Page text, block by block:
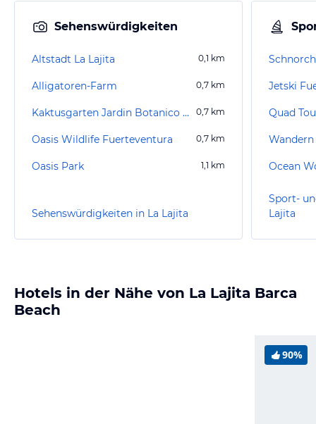
Sehenswürdigkeiten
Altstadt La Lajita 0,1 km
Alligatoren-Farm 0,7 km
Kaktusgarten Jardin Botanico de Cactus 0,7 km
Oasis Wildlife Fuerteventura 0,7 km
Oasis Park 1,1 km
Sehenswürdigkeiten in La Lajita
Jetski
Sport-
Lajita
Hotels in der Nähe von La Lajita Barca
Beach
90%